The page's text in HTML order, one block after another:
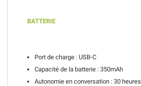
BATTERIE
Port de charge : USB-C
Capacité de la batterie : 350mAh
Autonomie en conversation : 30 heures